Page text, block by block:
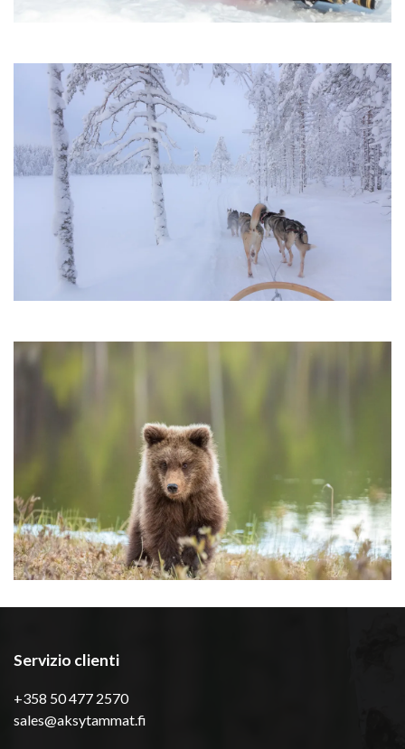
Servizio clienti
+358 50 477 2570
sales@aksytammat.fi